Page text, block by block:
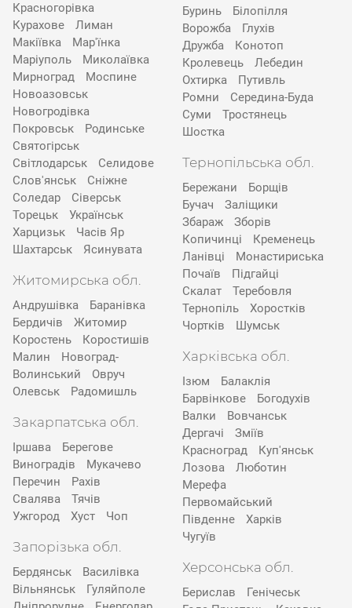
Красногорівка
Курахове
Лиман
Макіївка
Мар'їнка
Маріуполь
Миколаївка
Мирноград
Моспине
Новоазовськ
Новогродівка
Покровськ
Родинське
Святогірськ
Світлодарськ
Селидове
Слов'янськ
Сніжне
Соледар
Сіверськ
Торецьк
Українськ
Харцизьк
Часів Яр
Шахтарськ
Ясинувата
Житомирська обл.
Андрушівка
Баранівка
Бердичів
Житомир
Коростень
Коростишів
Малин
Новоград-
Волинський
Овруч
Олевськ
Радомишль
Закарпатська обл.
Іршава
Берегове
Виноградів
Мукачево
Перечин
Рахів
Свалява
Тячів
Ужгород
Хуст Чоп
Запорізька обл.
Бердянськ
Василівка
Вільнянськ
Гуляйполе
Буринь
Білопілля
Ворожба
Глухів
Дружба
Конотоп
Кролевець
Лебедин
Охтирка
Путивль
Ромни
Середина-Буда
Суми
Тростянець
Шостка
Тернопільська обл.
Бережани
Борщів
Бучач
Заліщики
Збараж
Зборів
Копичинці
Кременець
Ланівці
Монастириська
Почаїв
Підгайці
Скалат
Теребовля
Тернопіль
Хоростків
Чортків
Шумськ
Харківська обл.
Ізюм
Балаклія
Барвінкове
Богодухів
Валки
Вовчанськ
Дергачі
Зміїв
Красноград
Куп'янськ
Лозова
Люботин
Мерефа
Первомайський
Південне
Харків
Чугуїв
Херсонська обл.
Берислав
Генічеськ